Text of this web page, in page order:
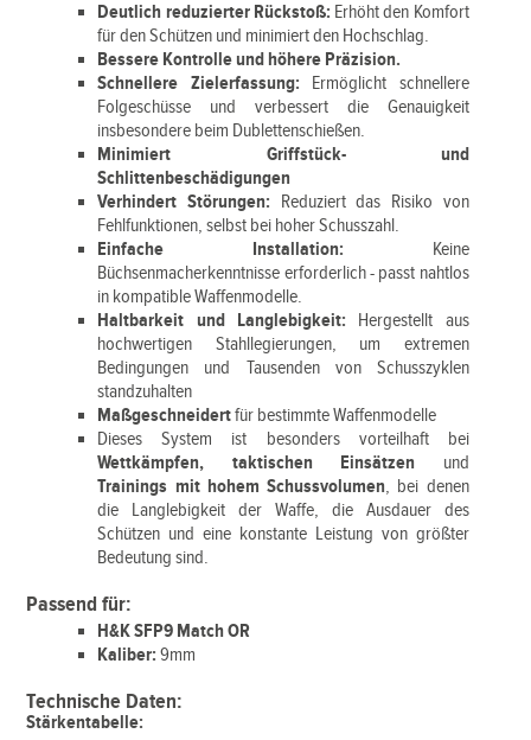
Deutlich reduzierter Rückstoß: Erhöht den Komfort
für den Schützen und minimiert den Hochschlag.
Bessere Kontrolle und höhere Präzision.
Schnellere Zielerfassung: Ermöglicht schnellere
Folgeschüsse und verbessert die Genauigkeit
insbesondere beim Dublettenschießen.
Minimiert Griffstück- und
Schlittenbeschädigungen
Verhindert Störungen: Reduziert das Risiko von
Fehlfunktionen, selbst bei hoher Schusszahl.
Einfache Installation: Keine
Büchsenmacherkenntnisse erforderlich - passt nahtlos
in kompatible Waffenmodelle.
Haltbarkeit und Langlebigkeit: Hergestellt aus
hochwertigen Stahllegierungen, um extremen
Bedingungen und Tausenden von Schusszyklen
standzuhalten
Maßgeschneidertfür bestimmte Waffenmodelle
Dieses System ist besonders vorteilhaft bei
Wettkämpfen, taktischen Einsätzen und
Trainings mit hohem Schussvolumen, bei denen
die Langlebigkeit der Waffe, die Ausdauer des
Schützen und eine konstante Leistung von größter
Bedeutung sind.
Passend für:
H&K SFP9 Match OR
Kaliber: 9mm
Technische Daten:
Stärkentabelle: